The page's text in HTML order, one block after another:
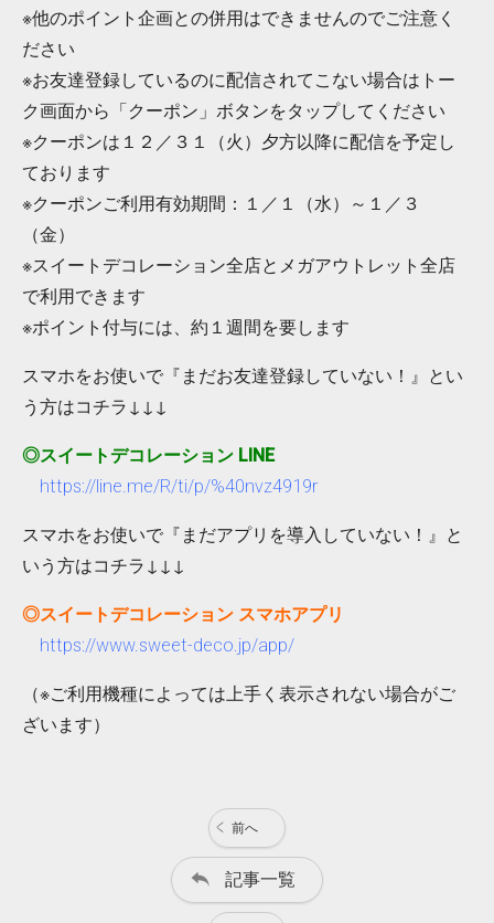
※他のポイント企画との併用はできませんのでご注意く
ださい
※お友達登録しているのに配信されてこない場合はトー
ク画面から「クーポン」ボタンをタップしてください
※クーポンは１２／３１（火）夕方以降に配信を予定し
ております
※クーポンご利用有効期間：１／１（水）～１／３
（金）
※スイートデコレーション全店とメガアウトレット全店
で利用できます
※ポイント付与には、約１週間を要します
スマホをお使いで『まだお友達登録していない！』とい
う方はコチラ↓↓↓
◎スイートデコレーション LINE
https://line.me/R/ti/p/%40nvz4919r
スマホをお使いで『まだアプリを導入していない！』と
いう方はコチラ↓↓↓
◎スイートデコレーション スマホアプリ
https://www.sweet-deco.jp/app/
（※ご利用機種によっては上手く表示されない場合がご
ざいます）
前へ
記事一覧